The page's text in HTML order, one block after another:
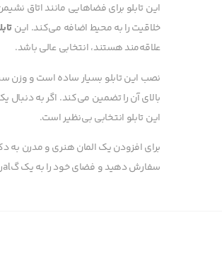
این تابلو برای فضاهایی مانند اتاق
خلاقیت را به محیط اضافه می‌کند. این
علاقه‌مند هستند، انتخابی عالی باشد.
نصب این تابلو بسیار ساده است و وزن
بالای آن را تضمین می‌کند. اگر به
این تابلو انتخابی بی‌نظیر است.
برای افزودن یک المان هنری و مدرن به
سفارش دهید و فضای خود را به یک گalری هنری تبدیل کنید!